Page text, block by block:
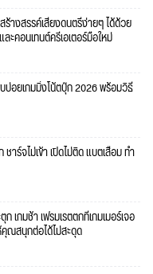
างสรรค์เสียงดนตรีง่ายๆ ได้ด้วย
คอนเทนต์ครีเอเตอร์มือใหม่
อยเกมมิ่งโน้ตบุ๊ก 2026 พร้อมวิธี
ร์จไม่เข้า เปิดไม่ติด แบตเสื่อม ทำ
เกมช้า เฟรมเรตตกที่เกมเมอร์เจอ
ณสนุกต่อได้ไม่สะดุด